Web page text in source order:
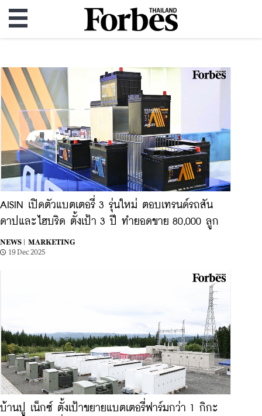
AISIN เปิดตัวแบตเตอรี่ 3 รุ่นใหม่ ตอบเทรนด์รถสัน
ดาปและไฮบริด ตั้งเป้า 3 ปี ทำยอดขาย 80,000 ลูก
NEWS |
MARKETING
19 Dec 2025
บ้านปู เน็กซ์ ตั้งเป้าขยายแบตเตอรี่ฟาร์มกว่า 1 กิกะ